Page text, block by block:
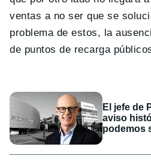
ventas a no ser que se
problema de estos, la
de puntos de recarga
El jefe de
aviso
podemos